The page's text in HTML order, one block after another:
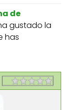
de
gustado la
has
Rating